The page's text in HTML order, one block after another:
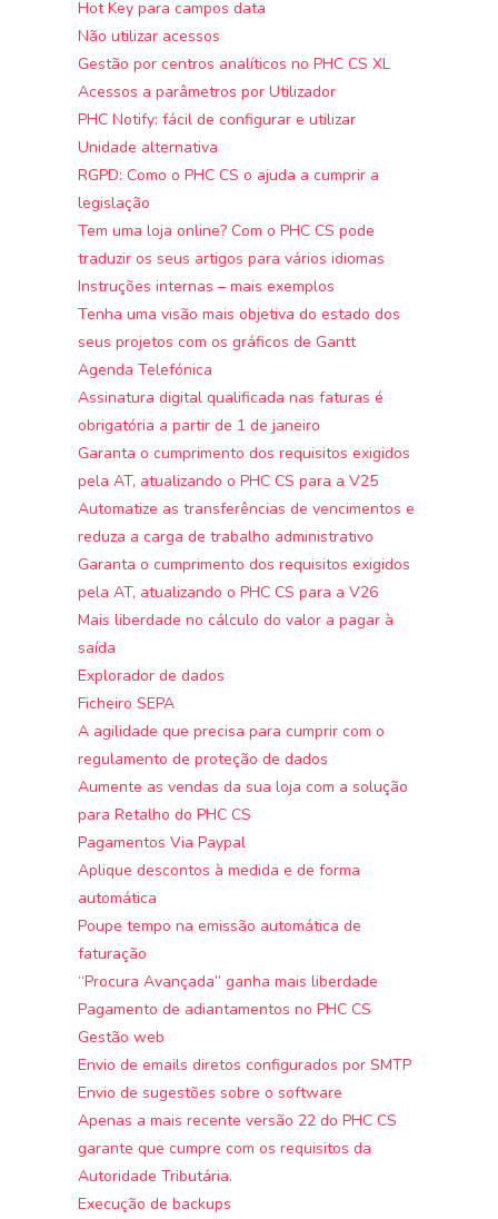
Hot Key para campos data
Não utilizar acessos
Gestão por centros analíticos no PHC CS XL
Acessos a parâmetros por Utilizador
PHC Notify: fácil de configurar e utilizar
Unidade alternativa
RGPD: Como o PHC CS o ajuda a cumprir a
legislação
Tem uma loja online? Com o PHC CS pode
traduzir os seus artigos para vários idiomas
Instruções internas – mais exemplos
Tenha uma visão mais objetiva do estado dos
seus projetos com os gráficos de Gantt
Agenda Telefónica
Assinatura digital qualificada nas faturas é
obrigatória a partir de 1 de janeiro
Garanta o cumprimento dos requisitos exigidos
pela AT, atualizando o PHC CS para a V25
Automatize as transferências de vencimentos e
reduza a carga de trabalho administrativo
Garanta o cumprimento dos requisitos exigidos
pela AT, atualizando o PHC CS para a V26
Mais liberdade no cálculo do valor a pagar à
saída
Explorador de dados
Ficheiro SEPA
A agilidade que precisa para cumprir com o
regulamento de proteção de dados
Aumente as vendas da sua loja com a solução
para Retalho do PHC CS
Pagamentos Via Paypal
Aplique descontos à medida e de forma
automática
Poupe tempo na emissão automática de
faturação
“Procura Avançada” ganha mais liberdade
Pagamento de adiantamentos no PHC CS
Gestão web
Envio de emails diretos configurados por SMTP
Envio de sugestões sobre o software
Apenas a mais recente versão 22 do PHC CS
garante que cumpre com os requisitos da
Autoridade Tributária.
Execução de backups